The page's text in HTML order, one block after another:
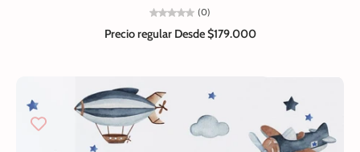
(0)
Precio regular Desde $179.000